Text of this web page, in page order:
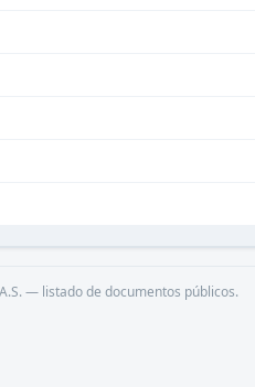
— listado de documentos públicos.